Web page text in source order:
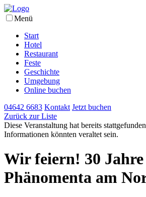
Menü
Start
Hotel
Restaurant
Feste
Geschichte
Umgebung
Online buchen
04642 6683 Kontakt Jetzt buchen
Zurück zur Liste
Diese Veranstaltung hat bereits
Informationen könnten veraltet sein.
Wir feiern! 30 Jahre
Phänomenta am